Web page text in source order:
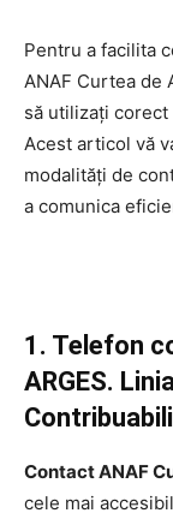
Pentru a facilita
ANAF Curtea de
să utilizați
Acest articol vă
modalități de
a comunica
1. Telefon
ARGES.
Contribuabili
Contact ANAF
cele mai